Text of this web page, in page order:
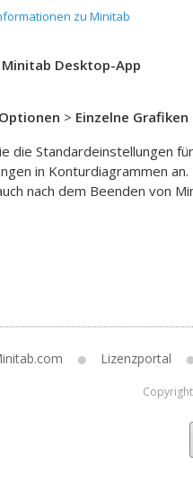
zu Minitab
Minitab Desktop-App
Optionen > Einzelne Grafiken
die Standardeinstellungen
in Konturdiagrammen
nach dem Beenden von
Lizenzportal